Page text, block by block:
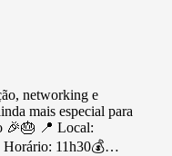
networking e
mais especial para
🎉🎂 📍 Local:
Horário: 11h30💰…